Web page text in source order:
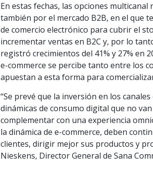
En estas fechas, las opciones
también por el mercado B2B, en el que
de comercio electrónico para cubrir el
incrementar ventas en B2C y, por lo
registró crecimientos del 41% y 27% en
e-commerce se percibe tanto entre los
apuestan a esta forma para
“Se prevé que la inversión en los
dinámicas de consumo digital que no
complementar con una experiencia
la dinámica de e-commerce, deben
clientes, dirigir mejor sus productos y
Nieskens, Director General de Sana